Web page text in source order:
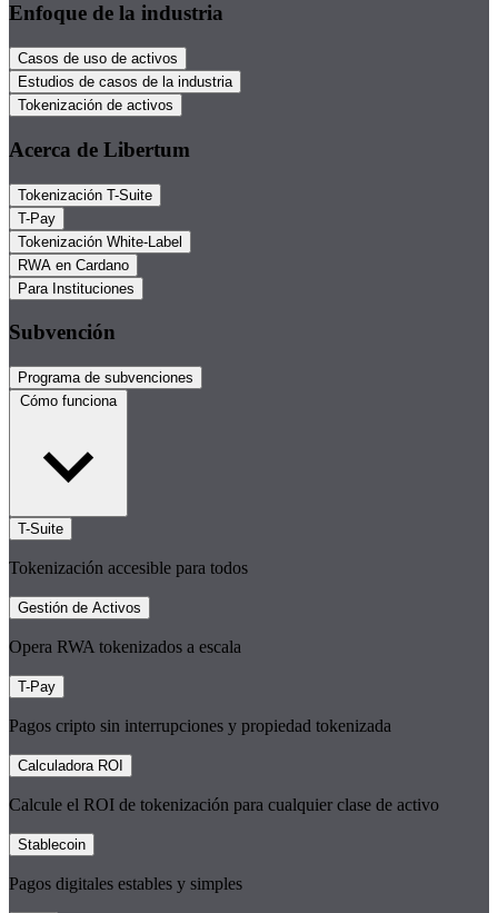
Enfoque de la industria
Casos de uso de activos
Estudios de casos de la industria
Tokenización de activos
Acerca de Libertum
Tokenización T-Suite
T-Pay
Tokenización White-Label
RWA en Cardano
Para Instituciones
Subvención
Programa de subvenciones
Cómo funciona
T-Suite
Tokenización accesible para todos
Gestión de Activos
Opera RWA tokenizados a escala
T-Pay
Pagos cripto sin interrupciones y propiedad tokenizada
Calculadora ROI
Calcule el ROI de tokenización para cualquier clase de activo
Stablecoin
Pagos digitales estables y simples